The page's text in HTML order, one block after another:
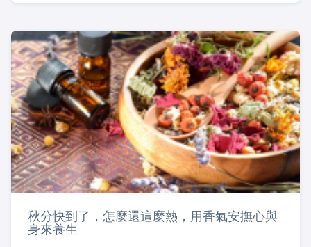
秋分快到了，怎麼還這麼熱，用香氣安撫心與
身來養生